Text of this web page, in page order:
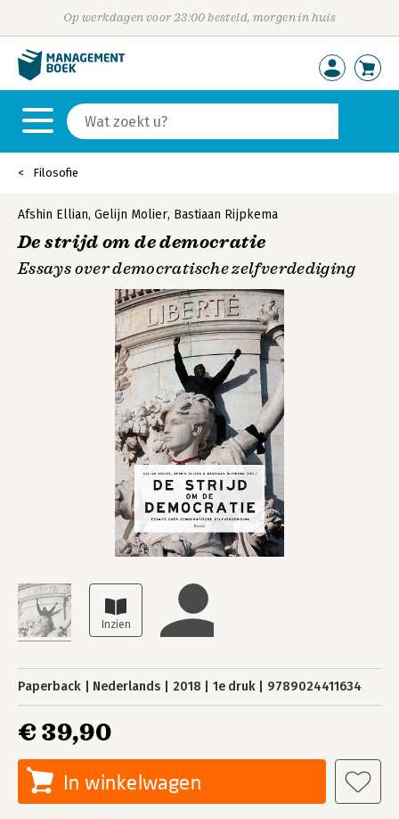
Op werkdagen voor 23:00 besteld, morgen in huis
Filosofie
Afshin Ellian, Gelijn Molier, Bastiaan Rijpkema
De strijd om de democratie
Essays over democratische zelfverdediging
Paperback Nederlands 2018 1e druk 9789024411634
€ 39,90
In winkelwagen